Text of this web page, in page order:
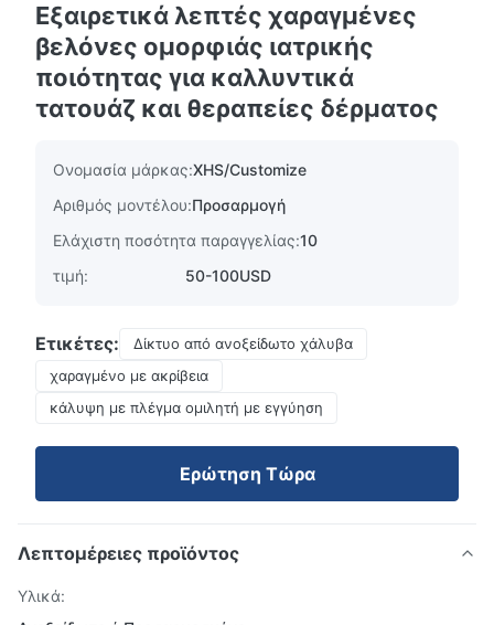
Εξαιρετικά λεπτές χαραγμένες
βελόνες ομορφιάς ιατρικής
ποιότητας για καλλυντικά
τατουάζ και θεραπείες δέρματος
Ονομασία μάρκας:XHS/Customize
Αριθμός μοντέλου:Προσαρμογή
Ελάχιστη ποσότητα παραγγελίας:10
τιμή:
50-100USD
Ετικέτες:
Δίκτυο από ανοξείδωτο χάλυβα
χαραγμένο με ακρίβεια
κάλυψη με πλέγμα ομιλητή με εγγύηση
Ερώτηση Τώρα
Λεπτομέρειες προϊόντος
Υλικά: